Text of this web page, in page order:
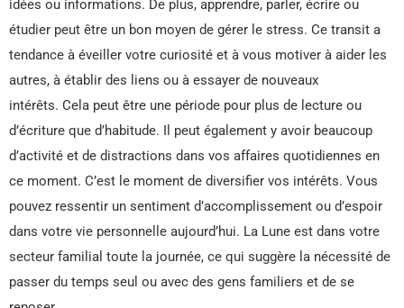
idées ou informations. De plus, apprendre, parler, écrire ou
étudier peut être un bon moyen de gérer le stress. Ce transit a
tendance à éveiller votre curiosité et à vous motiver à aider les
autres, à établir des liens ou à essayer de nouveaux
intérêts. Cela peut être une période pour plus de lecture ou
d’écriture que d’habitude. Il peut également y avoir beaucoup
d’activité et de distractions dans vos affaires quotidiennes en
ce moment. C’est le moment de diversifier vos intérêts. Vous
pouvez ressentir un sentiment d’accomplissement ou d’espoir
dans votre vie personnelle aujourd’hui. La Lune est dans votre
secteur familial toute la journée, ce qui suggère la nécessité de
passer du temps seul ou avec des gens familiers et de se